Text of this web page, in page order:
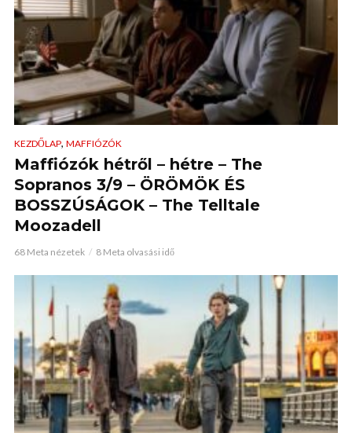
KEZDŐLAP, MAFFIÓZÓK
Maffiózók hétről – hétre – The
Sopranos 3/9 – ÖRÖMÖK ÉS
BOSSZÚSÁGOK – The Telltale
Moozadell
68 Meta nézetek 8 Meta olvasási idő